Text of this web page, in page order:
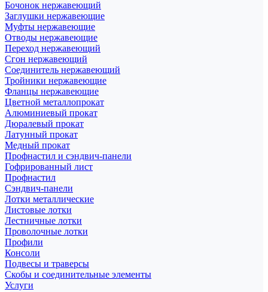
Бочонок нержавеющий
Заглушки нержавеющие
Муфты нержавеющие
Отводы нержавеющие
Переход нержавеющий
Сгон нержавеющий
Соединитель нержавеющий
Тройники нержавеющие
Фланцы нержавеющие
Цветной металлопрокат
Алюминиевый прокат
Дюралевый прокат
Латунный прокат
Медный прокат
Профнастил и сэндвич-панели
Гофрированный лист
Профнастил
Сэндвич-панели
Лотки металлические
Листовые лотки
Лестничные лотки
Проволочные лотки
Профили
Консоли
Подвесы и траверсы
Скобы и соединительные элементы
Услуги